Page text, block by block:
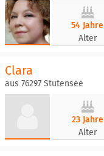
54 Jahre
Alter
Clara
aus 76297 Stutensee
23 Jahre
Alter